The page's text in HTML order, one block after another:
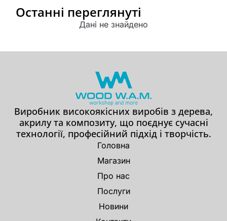
Останні переглянуті
Дані не знайдено
Виробник високоякісних виробів з дерева,
акрилу та композиту, що поєднує сучасні
технології, професійний підхід і творчість.
Головна
Магазин
Про нас
Послуги
Новини